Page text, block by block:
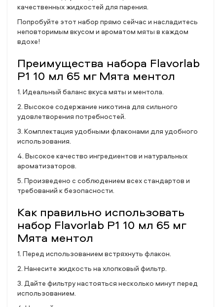
качественных жидкостей для парения.
Попробуйте этот набор прямо сейчас и насладитесь
неповторимым вкусом и ароматом мяты в каждом
вдохе!
Преимущества набора Flavorlab
P1 10 мл 65 мг Мята ментол
1. Идеальный баланс вкуса мяты и ментола.
2. Высокое содержание никотина для сильного
удовлетворения потребностей.
3. Комплектация удобными флаконами для удобного
использования.
4. Высокое качество ингредиентов и натуральных
ароматизаторов.
5. Произведено с соблюдением всех стандартов и
требований к безопасности.
Как правильно использовать
набор Flavorlab P1 10 мл 65 мг
Мята ментол
1. Перед использованием встряхнуть флакон.
2. Нанесите жидкость на хлопковый фильтр.
3. Дайте фильтру настояться несколько минут перед
использованием.